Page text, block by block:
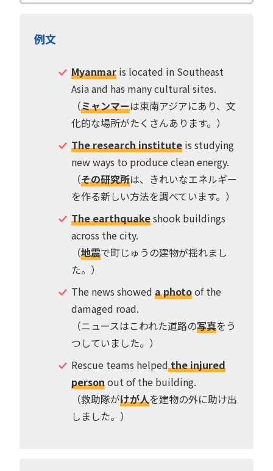
例文
Myanmaris located in Southeast
Asia and has many cultural sites.
（ミャンマーは東南アジアにあり、文
化的な場所がたくさんあります。）
The research instituteis studying
new ways to produce clean energy.
（その研究所は、きれいなエネルギー
を作る新しい方法を調べています。）
The earthquakeshook buildings
across the city.
（地震で町じゅうの建物が揺れまし
た。）
The news showed a photoof the
damaged road.
（ニュースはこわれた道路の写真をう
つしていました。）
Rescue teams helpedthe injured
personout of the building.
（救助隊がけが人を建物の外に助け出
しました。）